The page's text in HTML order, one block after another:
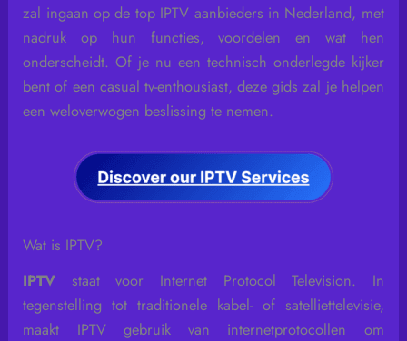
zal ingaan op de top IPTV aanbieders in Nederland, met
nadruk op hun functies, voordelen en wat hen
onderscheidt. Of je nu een technisch onderlegde kijker
bent of een casual tv-enthousiast, deze gids zal je helpen
een weloverwogen beslissing te nemen.
Wat is IPTV?
IPTV staat voor Internet Protocol Television. In
tegenstelling tot traditionele kabel- of satelliettelevisie,
maakt IPTV gebruik van internetprotocollen om